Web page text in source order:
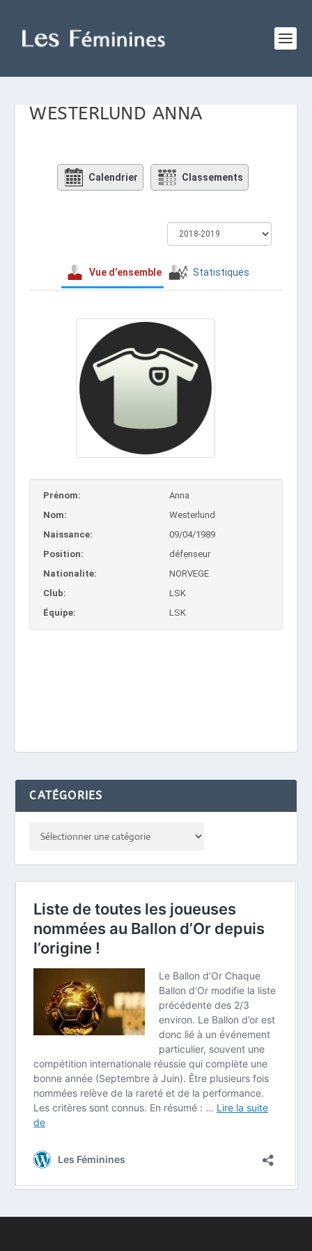
WESTERLUND ANNA
Calendrier Classements
Vue d’ensemble Statistiques
Prénom:
Anna
Nom:
Westerlund
Naissance:
09/04/1989
Position:
défenseur
Nationalite:
NORVEGE
Club:
LSK
Équipe:
LSK
CATÉGORIES